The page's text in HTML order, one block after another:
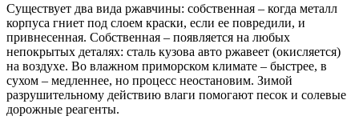
Существует два вида ржавчины: собственная – когда металл
корпуса гниет под слоем краски, если ее повредили, и
привнесенная. Собственная – появляется на любых
непокрытых деталях: сталь кузова авто ржавеет (окисляется)
на воздухе. Во влажном приморском климате – быстрее, в
сухом – медленнее, но процесс неостановим. Зимой
разрушительному действию влаги помогают песок и солевые
дорожные реагенты.